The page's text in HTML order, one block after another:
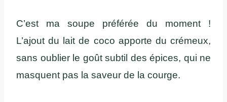
C’est ma soupe préférée du moment !
L’ajout du lait de coco apporte du crémeux,
sans oublier le goût subtil des épices, qui ne
masquent pas la saveur de la courge.